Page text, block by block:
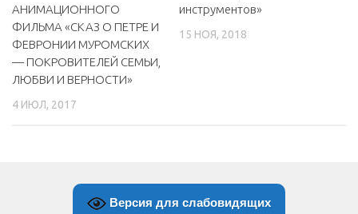
АНИМАЦИОННОГО
ФИЛЬМА «СКАЗ О ПЕТРЕ И
ФЕВРОНИИ МУРОМСКИХ
— ПОКРОВИТЕЛЕЙ СЕМЬИ,
ЛЮБВИ И ВЕРНОСТИ»
4 ИЮЛ, 2017
инструментов»
15 НОЯ, 2018
Версия для слабовидящих